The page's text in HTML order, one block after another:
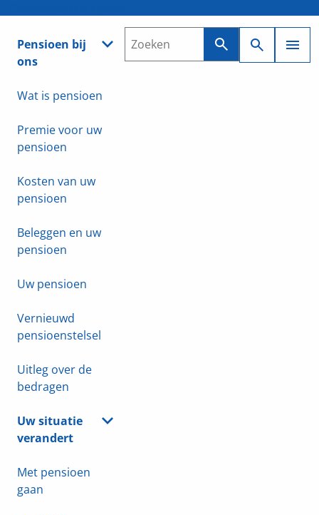
Pensioen bij
ons
Wat is pensioen
Premie voor uw
pensioen
Kosten van uw
pensioen
Beleggen en uw
pensioen
Uw pensioen
Vernieuwd
pensioenstelsel
Uitleg over de
bedragen
Uw situatie
verandert
Met pensioen
gaan